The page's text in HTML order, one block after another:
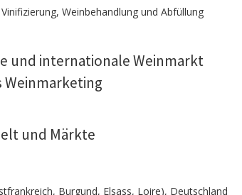
Weinbehandlung und Abfüllung
und internationale Weinmarkt
und Märkte
Burgund, Elsass, Loire), Deutschland